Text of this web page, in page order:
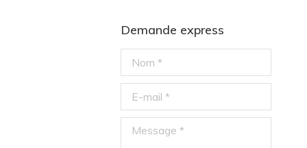
Demande express
Nom *
E-mail *
Message *